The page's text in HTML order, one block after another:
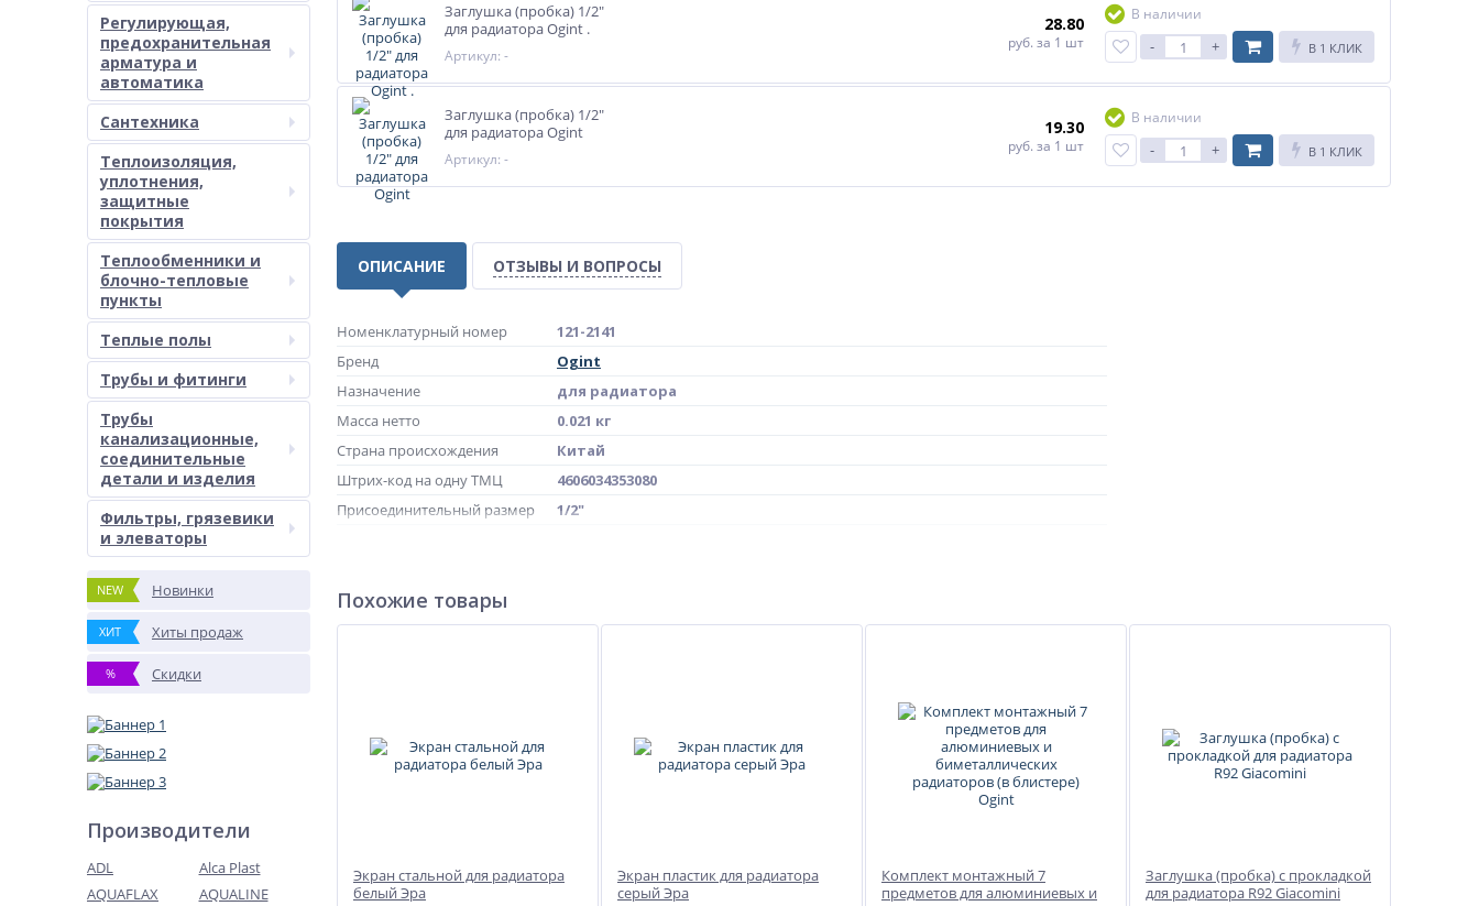
Регулирующая,
предохранительная
арматура и
автоматика
Сантехника
Теплоизоляция,
уплотнения,
защитные
покрытия
Теплообменники и
блочно-тепловые
пункты
Теплые полы
Трубы и фитинги
Трубы
канализационные,
соединительные
детали и изделия
Фильтры, грязевики
и элеваторы
NEW Новинки
ХИТ Хиты продаж
% Скидки
Производители
ADL
Alca Plast
AQUAFLAX
AQUALINE
Заглушка (пробка) 1/2"
для радиатора Ogint .
Артикул: -
28.80
руб. за 1 шт
В наличии
- + В 1 КЛИК
Заглушка (пробка) 1/2"
для радиатора Ogint
Артикул: -
19.30
руб. за 1 шт
В наличии
- + В 1 КЛИК
ОПИСАНИЕ ОТЗЫВЫ И ВОПРОСЫ
Номенклатурный номер
121-2141
Бренд
Ogint
Назначение
для радиатора
Масса нетто
0.021 кг
Страна происхождения
Китай
Штрих-код на одну ТМЦ
4606034353080
Присоединительный размер
1/2"
Похожие товары
Экран стальной для радиатора
белый Эра
Экран пластик для радиатора
серый Эра
Комплект монтажный 7
предметов для алюминиевых и
Заглушка (пробка) с прокладкой
для радиатора R92 Giacomini